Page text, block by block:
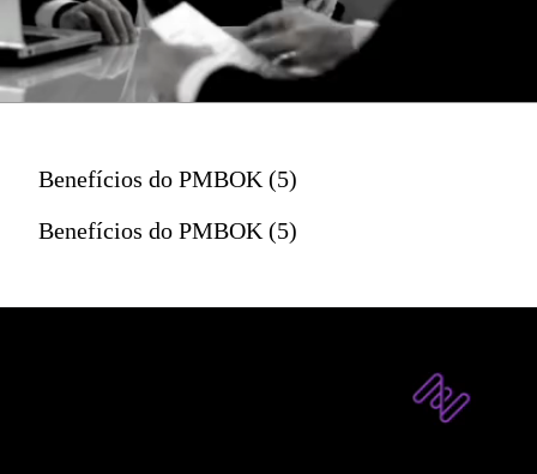
Benefícios do PMBOK (5)
Benefícios do PMBOK (5)